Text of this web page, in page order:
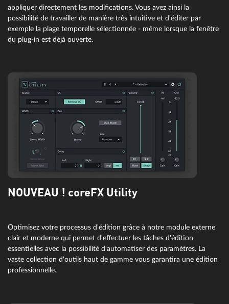
appliquer directement les modifications. Vous avez ainsi la
possibilité de travailler de manière très intuitive et d'éditer par
exemple la plage temporelle sélectionnée - même lorsque la fenêtre
du plug-in est déjà ouverte.
NOUVEAU ! coreFX Utility
Optimisez votre processus d'édition grâce à notre module externe
clair et moderne qui permet d'effectuer les tâches d'édition
essentielles avec la possibilité d'automatiser des paramètres. La
vaste collection d'outils haut de gamme vous garantira une édition
professionnelle.